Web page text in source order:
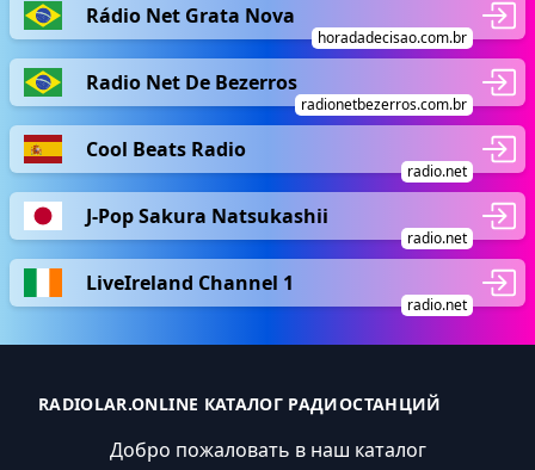
Rádio Net Grata Nova
horadadecisao.com.br
Radio Net De Bezerros
radionetbezerros.com.br
Cool Beats Radio
radio.net
J-Pop Sakura Natsukashii
radio.net
LiveIreland Channel 1
radio.net
RADIOLAR.ONLINE КАТАЛОГ РАДИОСТАНЦИЙ
Добро пожаловать в наш каталог